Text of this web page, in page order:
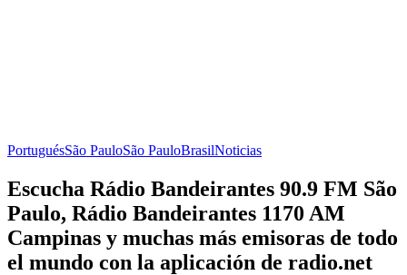
PortuguésSão PauloSão PauloBrasilNoticias
Escucha Rádio Bandeirantes 90.9 FM São
Paulo, Rádio Bandeirantes 1170 AM
Campinas y muchas más emisoras de todo
el mundo con la aplicación de radio.net